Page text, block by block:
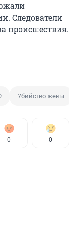
Следователи
происшествия.
Убийство жены
0 0